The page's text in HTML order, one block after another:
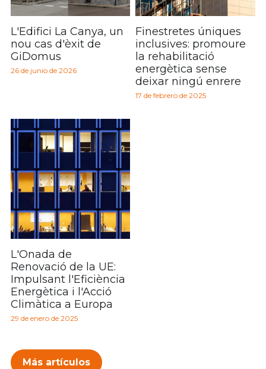
L'Edifici La Canya, un
nou cas d'èxit de
GiDomus
26 de junio de 2026
Finestretes úniques
inclusives: promoure
la rehabilitació
energètica sense
deixar ningú enrere
17 de febrero de 2025
L'Onada de
Renovació de la UE:
Impulsant l'Eficiència
Energètica i l'Acció
Climàtica a Europa
29 de enero de 2025
Más artículos